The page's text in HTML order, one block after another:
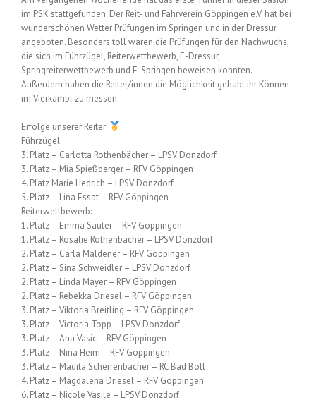
im PSK stattgefunden. Der Reit- und Fahrverein Göppingen e.V. hat bei
wunderschönen Wetter Prüfungen im Springen und in der Dressur
angeboten. Besonders toll waren die Prüfungen für den Nachwuchs,
die sich im Führzügel, Reiterwettbewerb, E-Dressur,
Springreiterwettbewerb und E-Springen beweisen konnten.
Außerdem haben die Reiter/innen die Möglichkeit gehabt ihr Können
im Vierkampf zu messen.
Erfolge unserer Reiter:
Führzügel:
3. Platz – Carlotta Rothenbächer – LPSV Donzdorf
3. Platz – Mia Spießberger – RFV Göppingen
4. Platz Marie Hedrich – LPSV Donzdorf
5. Platz – Lina Essat – RFV Göppingen
Reiterwettbewerb:
1. Platz – Emma Sauter – RFV Göppingen
1. Platz – Rosalie Rothenbächer – LPSV Donzdorf
2. Platz – Carla Maldener – RFV Göppingen
2. Platz – Sina Schweidler – LPSV Donzdorf
2. Platz – Linda Mayer – RFV Göppingen
2. Platz – Rebekka Driesel – RFV Göppingen
3. Platz – Viktoria Breitling – RFV Göppingen
3. Platz – Victoria Topp – LPSV Donzdorf
3. Platz – Ana Vasic – RFV Göppingen
3. Platz – Nina Heim – RFV Göppingen
3. Platz – Madita Scherrenbacher – RC Bad Boll
4. Platz – Magdalena Driesel – RFV Göppingen
6. Platz – Nicole Vasile – LPSV Donzdorf